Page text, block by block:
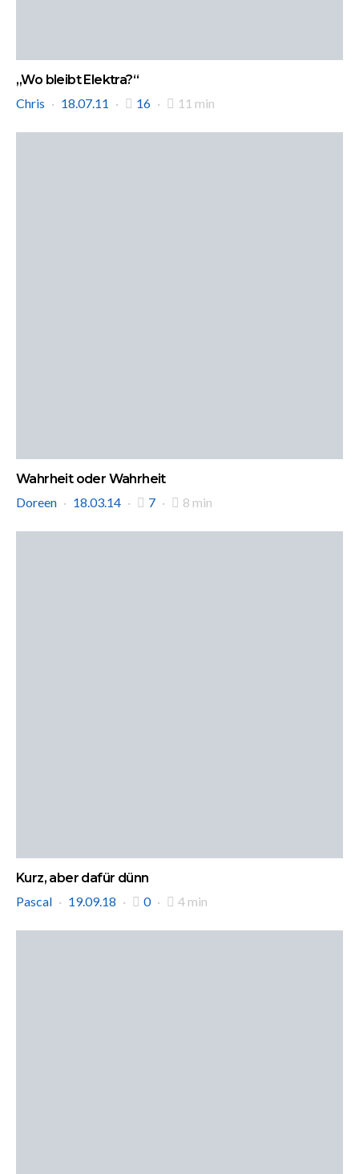
„Wo bleibt Elektra?“
Chris
18.07.11 16 11 min
Wahrheit oder Wahrheit
Doreen
18.03.14 7 8 min
Kurz, aber dafür dünn
Pascal
19.09.18 0 4 min